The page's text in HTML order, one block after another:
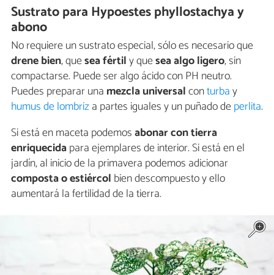
Sustrato para Hypoestes phyllostachya y
abono
No requiere un sustrato especial, sólo es necesario que
drene bien, quesea fértily quesea algo ligero, sin
compactarse. Puede ser algo ácido con PH neutro.
Puedes preparar una mezcla universalconturbay
humus de lombriza partes iguales y un puñado deperlita.
Si está en maceta podemosabonar con tierra
enriquecidapara ejemplares de interior. Si está en el
jardín, al inicio de la primavera podemos adicionar
composta o estiércol bien descompuesto y ello
aumentará la fertilidad de la tierra.